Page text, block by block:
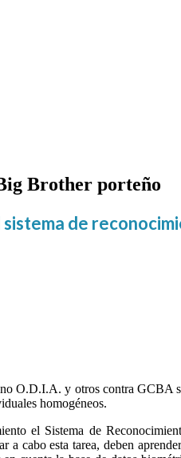
Brother
Brother porteño
de
O.D.I.A. y otros contra GCBA
homogéneos.
el Sistema de
a cabo esta tarea, deben